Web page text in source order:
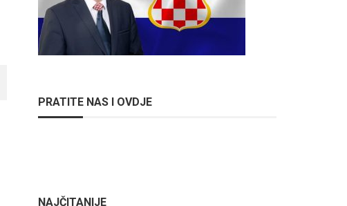
PRATITE NAS I OVDJE
NAJČITANIJE